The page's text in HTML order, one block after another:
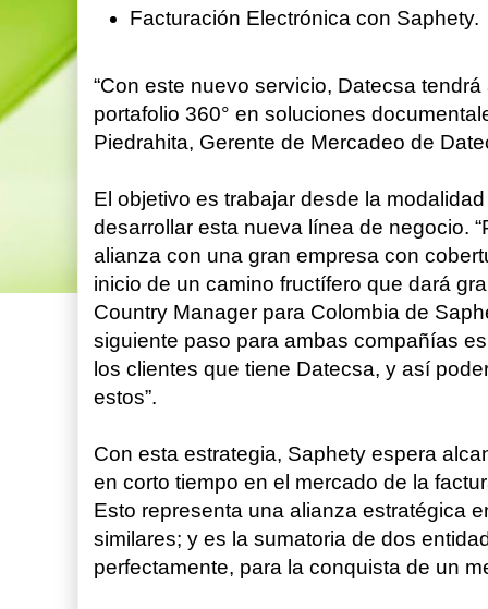
Facturación Electrónica con Saphety.
“Con este nuevo servicio, Datecsa
portafolio 360° en soluciones
Piedrahita, Gerente de Mercadeo de
El objetivo es trabajar desde la
desarrollar esta nueva línea de negocio.
alianza con una gran empresa con
inicio de un camino fructífero que dará
Country Manager para Colombia de
siguiente paso para ambas compañías
los clientes que tiene Datecsa, y así
estos”.
Con esta estrategia, Saphety espera
en corto tiempo en el mercado de la
Esto representa una alianza estratégica
similares; y es la sumatoria de dos
perfectamente, para la conquista de un